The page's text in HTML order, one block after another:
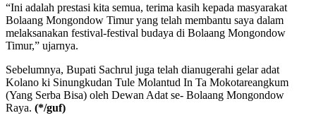
“Ini adalah prestasi kita semua, terima kasih kepada masyarakat
Bolaang Mongondow Timur yang telah membantu saya dalam
melaksanakan festival-festival budaya di Bolaang Mongondow
Timur,” ujarnya.
Sebelumnya, Bupati Sachrul juga telah dianugerahi gelar adat
Kolano ki Sinungkudan Tule Molantud In Ta Mokotareangkum
(Yang Serba Bisa) oleh Dewan Adat se- Bolaang Mongondow
Raya. (*/guf)